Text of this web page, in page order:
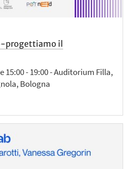
progettiamo il
15:00 - 19:00 - Auditorium Filla,
Bologna